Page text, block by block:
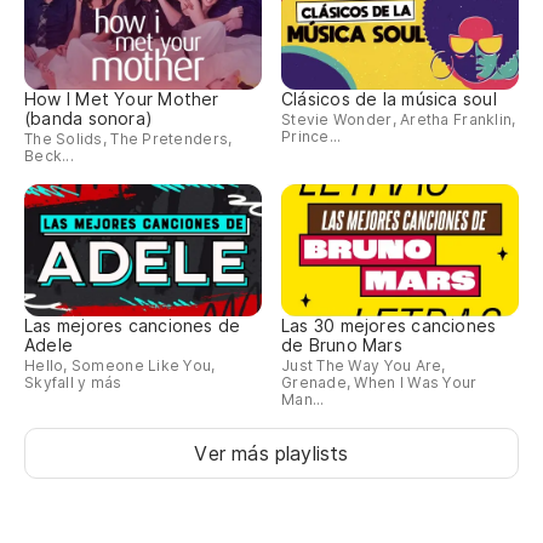
How I Met Your Mother
(banda sonora)
The Solids, The Pretenders,
Beck...
Clásicos de la música soul
Stevie Wonder, Aretha Franklin,
Prince...
Las mejores canciones de
Adele
Hello, Someone Like You,
Skyfall y más
Las 30 mejores canciones
de Bruno Mars
Just The Way You Are,
Grenade, When I Was Your
Man...
Ver más playlists